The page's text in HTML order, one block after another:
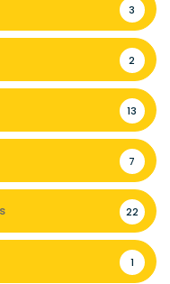
3
2
13
7
22
1